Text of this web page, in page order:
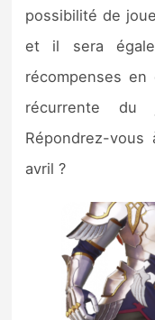
possibilité de
et il sera
récompenses en
récurrente
Répondrez-
avril ?